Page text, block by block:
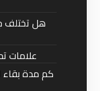
هل تختلف
علامات
كم مدة بقاء